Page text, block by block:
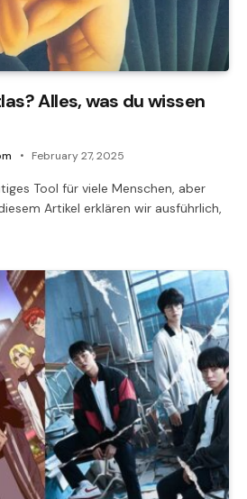
Alles, was du wissen
February 27, 2025
Tool für viele Menschen, aber
Artikel erklären wir ausführlich,